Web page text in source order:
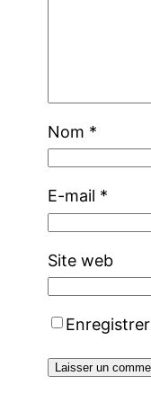
Nom *
E-mail *
Site web